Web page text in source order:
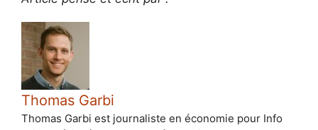
Thomas Garbi
Thomas Garbi est journaliste en économie pour Info